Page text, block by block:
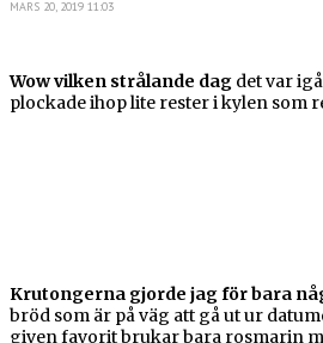
MARS 20, 2019 11:03
Wow vilken strålande dag det var
plockade ihop lite rester i kylen som
Krutongerna gjorde jag för bara
bröd som är på väg att gå ut ur
given favorit brukar bara rosmarin